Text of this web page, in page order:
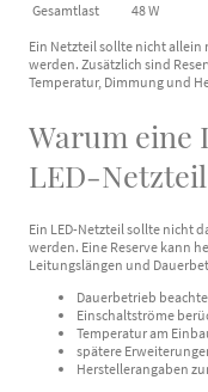
Gesamtlast
48 W
Ein Netzteil sollte nicht allein
werden. Zusätzlich sind
Temperatur, Dimmung und
Warum eine
LED-
Ein LED-Netzteil sollte nicht
werden. Eine Reserve kann
Leitungslängen und
Dauerbetrieb
Einschaltströme
Temperatur am
spätere
Herstellerangaben